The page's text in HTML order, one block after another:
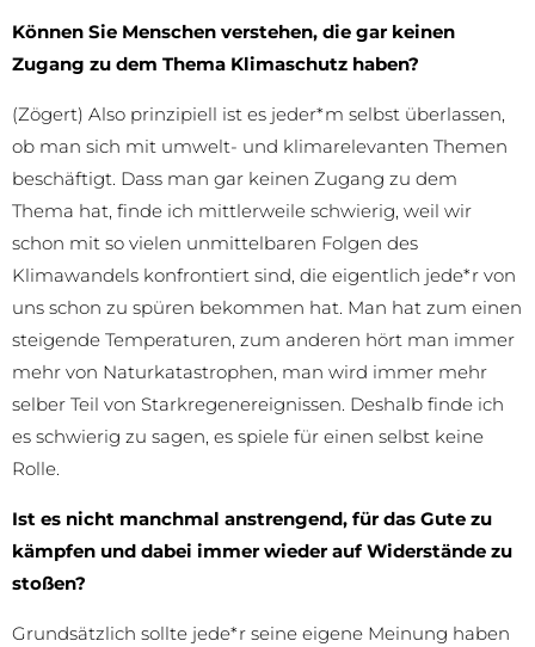
Können Sie Menschen verstehen, die gar keinen
Zugang zu dem Thema Klimaschutz haben?
(Zögert) Also prinzipiell ist es jeder*m selbst überlassen,
ob man sich mit umwelt- und klimarelevanten Themen
beschäftigt. Dass man gar keinen Zugang zu dem
Thema hat, finde ich mittlerweile schwierig, weil wir
schon mit so vielen unmittelbaren Folgen des
Klimawandels konfrontiert sind, die eigentlich jede*r von
uns schon zu spüren bekommen hat. Man hat zum einen
steigende Temperaturen, zum anderen hört man immer
mehr von Naturkatastrophen, man wird immer mehr
selber Teil von Starkregenereignissen. Deshalb finde ich
es schwierig zu sagen, es spiele für einen selbst keine
Rolle.
Ist es nicht manchmal anstrengend, für das Gute zu
kämpfen und dabei immer wieder auf Widerstände zu
stoßen?
Grundsätzlich sollte jede*r seine eigene Meinung haben